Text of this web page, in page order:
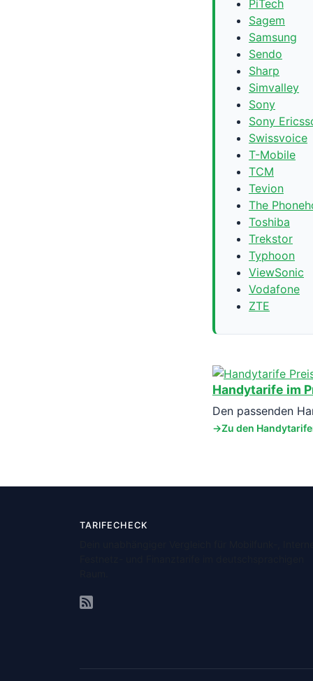
PiTech
Sagem
Samsung
Sendo
Sharp
Simvalley
Sony
Sony
Swissvoice
T-Mobile
TCM
Tevion
The
Toshiba
Trekstor
Typhoon
ViewSonic
Vodafone
ZTE
Handytarife im
Den passenden
Zu den
TARIFECHECK